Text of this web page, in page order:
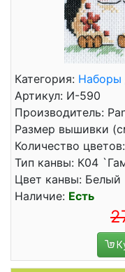
Категория: Наборы
Артикул: И-590
Производитель:
Размер вышивки
Количество цветов:
Тип канвы: К04
Цвет канвы: Белый
Наличие: Есть